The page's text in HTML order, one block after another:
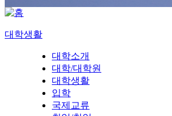
대학생활
대학소개
대학/대학원
대학생활
입학
국제교류